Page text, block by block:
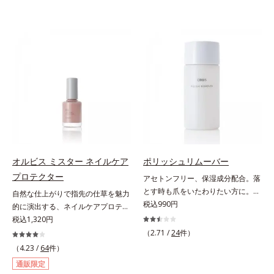
オルビス ミスター ネイルケア
プロテクター
自然な仕上がりで指先の仕草を魅力
的に演出する、ネイルケアプロテク
ター。ハーフマットな仕上がりで自
爪をきれいに整え、日常の何気ない
手元・指先の仕草を魅力的に演出す
る、ネイルケアプロテクターで
す。“塗ってる感”がなく、自爪をナ
税込1,320円
（4.23 / 64件）
通販限定
ポリッシュリムーバー
アセトンフリー、保湿成分配合。落
とす時も爪をいたわりたい方に。爪
へのやさしさを考えたネイルリムー
バー（除光液）です。アセトンフリ
ー処方で、さらに6種(*)のネイルケ
税込990円
（2.71 /24件）